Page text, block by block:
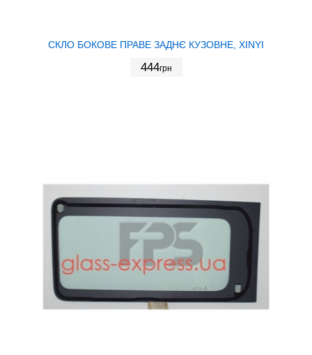
СКЛО БОКОВЕ ПРАВЕ ЗАДНЄ КУЗОВНЕ, XINYI
444грн